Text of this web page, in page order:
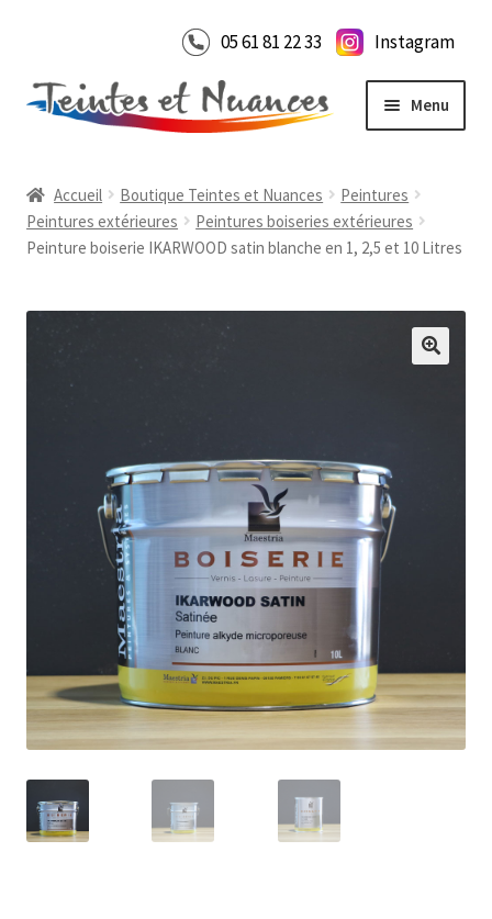
la
navigation
contenu
05 61 81 22 33 Instagram
Menu
Boutique en ligne
Notre Showroom
Ouvrir
menu
enfant
Accueil Boutique Teintes et Nuances
Peintures
Peintures extérieures
Peintures boiseries extérieures
Peinture boiserie IKARWOOD satin blanche en 1, 2,5 et 10 Litres